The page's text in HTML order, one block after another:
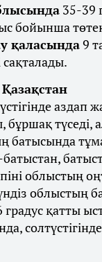
35-39
бойынша
қаласында9
аздап
түседі,
батысында
батыстан,
облыстың
облыстың
градус қатты